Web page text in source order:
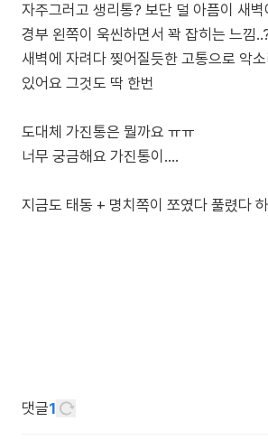
자주그러고 생리통? 보단 덜 아픔이 새
경부 왼쪽이 욱씬하면서 꽉 잡히는 느낌
새벽에 자려다 찢어질듯한 고통으로 악
있어요 그것도 딱 한번
도대체 가진통은 뭘까요 ㅠㅠ
너무 궁금해요 가진통이....
지금도 태동 + 명치쪽이 쪼였다 풀렸다
댓글1